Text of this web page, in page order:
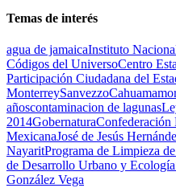
Temas de interés
agua de jamaicaInstituto
Códigos del UniversoCentro
Participación Ciudadana del
MonterreySanvezzoCahuama
añoscontaminacion de lagunas
2014GobernaturaConfederación
MexicanaJosé de Jesús
NayaritPrograma de Limpieza
de Desarrollo Urbano y Ecología
González Vega